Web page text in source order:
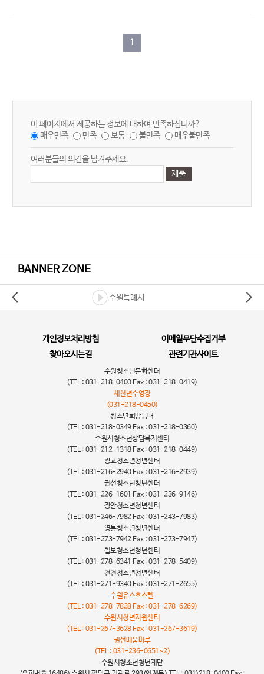
1
이 페이지에서 제공하는 정보에 대하여 만족하십니까?
매우만족
만족 보통 불만족 매우불만족
여러분들의 의견을 남겨주세요.
BANNER ZONE
수원특례시
개인정보처리방침
이메일무단수집거부
찾아오시는길
관련기관사이트
수원청소년문화센터
(TEL : 031-218-0400 Fax : 031-218-0419)
새천년수영장
(031-218-0450)
청소년희망등대
(TEL : 031-218-0349 Fax : 031-218-0360)
수원시청소년상담복지센터
(TEL : 031-212-1318 Fax : 031-218-0449)
광교청소년청년센터
(TEL : 031-216-2940 Fax : 031-216-2939)
권선청소년청년센터
(TEL : 031-226-1601 Fax : 031-236-9146)
장안청소년청년센터
(TEL : 031-246-7982 Fax : 031-243-7983)
영통청소년청년센터
(TEL : 031-273-7942 Fax : 031-273-7947)
칠보청소년청년센터
(TEL : 031-278-6341 Fax : 031-278-5409)
천천청소년청년센터
(TEL : 031-271-9340 Fax : 031-271-2655)
수원유스호스텔
(TEL : 031-278-7828 Fax : 031-278-6269)
수원시청년지원센터
(TEL : 031-267-3628 Fax : 031-267-3619)
권선배움마루
(TEL : 031-236-0651~2)
수원시청소년청년재단